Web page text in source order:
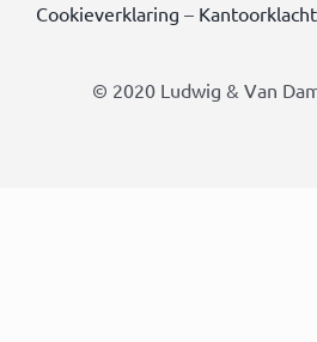
Cookieverklaring –
© 2020 Ludwig & Van